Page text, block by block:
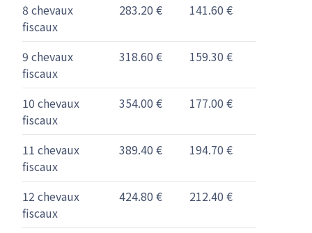
8 chevaux
fiscaux
283.20 € 141.60 €
9 chevaux
fiscaux
318.60 € 159.30 €
10 chevaux
fiscaux
354.00 € 177.00 €
11 chevaux
fiscaux
389.40 € 194.70 €
12 chevaux
fiscaux
424.80 € 212.40 €